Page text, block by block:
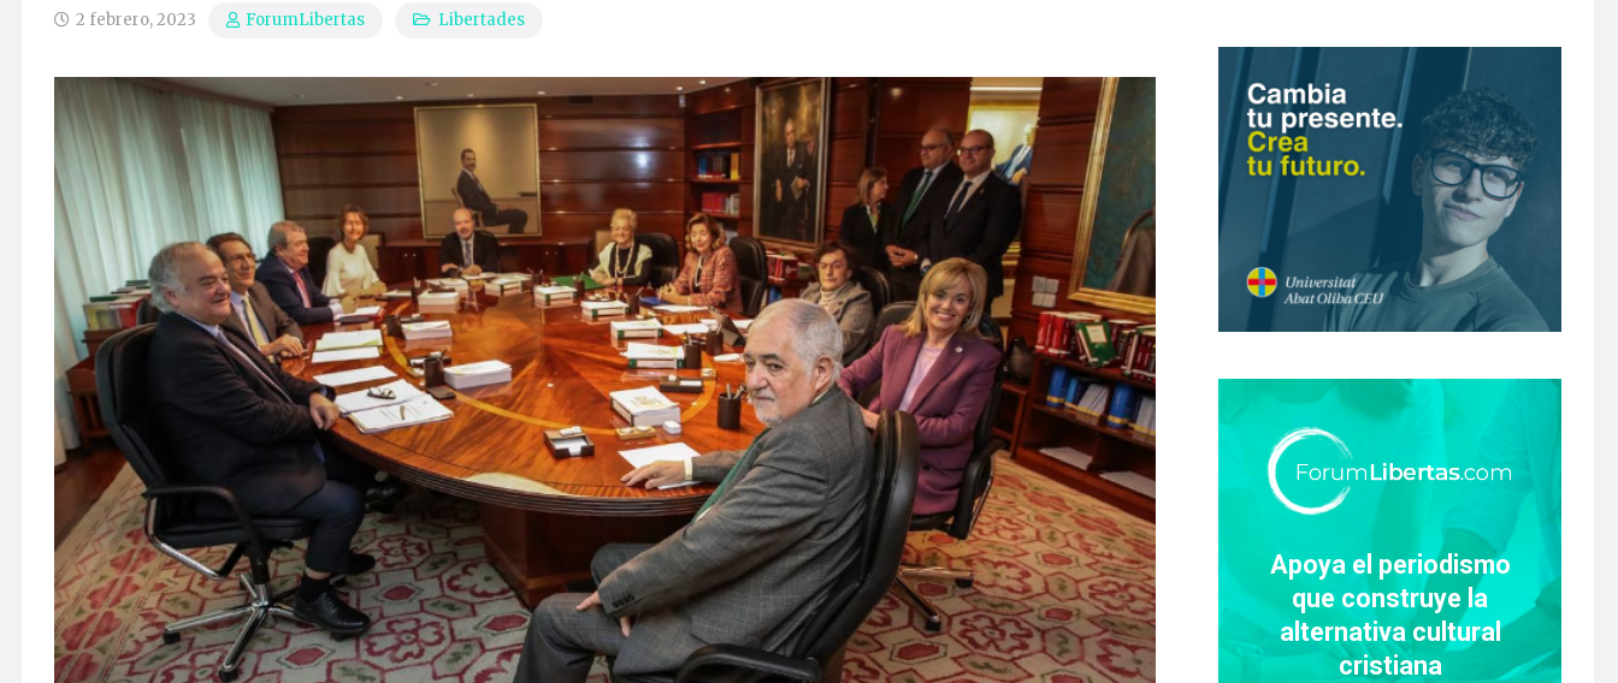
2 febrero, 2023 ForumLibertas Libertades
Apoya el periodismo
que construye la
alternativa cultural
cristiana